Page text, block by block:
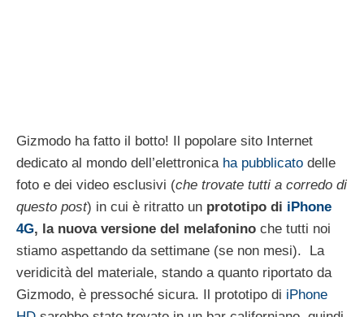
Gizmodo ha fatto il botto! Il popolare sito Internet
dedicato al mondo dell’elettronica ha pubblicato delle
foto e dei video esclusivi (che trovate tutti a corredo di
questo post) in cui è ritratto un prototipo di iPhone
4G, la nuova versione del melafonino che tutti noi
stiamo aspettando da settimane (se non mesi). La
veridicità del materiale, stando a quanto riportato da
Gizmodo, è pressoché sicura. Il prototipo di iPhone